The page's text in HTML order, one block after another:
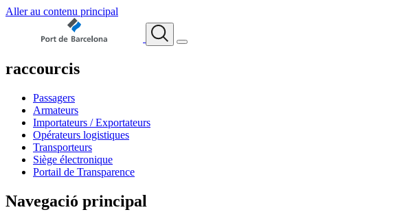
Aller au contenu principal
raccourcis
Passagers
Armateurs
Importateurs / Exportateurs
Opérateurs logistiques
Transporteurs
Siège électronique
Portail de Transparence
Navegació principal